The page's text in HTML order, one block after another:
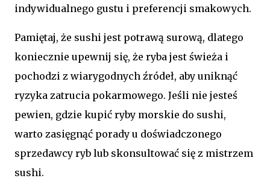
indywidualnego gustu i preferencji smakowych.
Pamiętaj, że sushi jest potrawą surową, dlatego
koniecznie upewnij się, że ryba jest świeża i
pochodzi z wiarygodnych źródeł, aby uniknąć
ryzyka zatrucia pokarmowego. Jeśli nie jesteś
pewien, gdzie kupić ryby morskie do sushi,
warto zasięgnąć porady u doświadczonego
sprzedawcy ryb lub skonsultować się z mistrzem
sushi.